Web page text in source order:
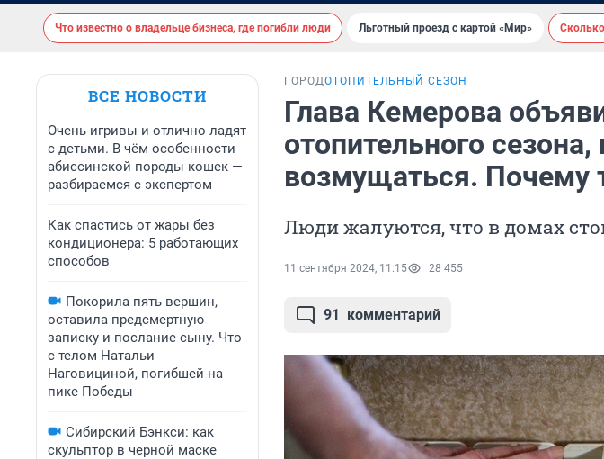
Что известно о владельце бизнеса, где погибли люди Льготный проезд с картой «Мир»
ВСЕ НОВОСТИ
Очень игривы и отлично ладят
с детьми. В чём особенности
абиссинской породы кошек —
разбираемся с экспертом
Как спастись от жары без
кондиционера: 5 работающих
способов
Покорила пять вершин,
оставила предсмертную
записку и послание сыну. Что
с телом Натальи
Наговициной, погибшей на
пике Победы
Сибирский Бэнкси: как
скульптор в черной маске
ГОРОДОТОПИТЕЛЬНЫЙ СЕЗОН
Глава Кемерова
отопительного
возмущаться. Почему
Люди жалуются, что в домах
11 сентября 2024, 11:15 28 455
91 комментарий